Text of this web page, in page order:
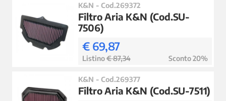
K&N - Cod.269372
Filtro Aria K&N (Cod.SU-
7506)
€ 69,87
Listino€ 87,34 Sconto 20%
K&N - Cod.269377
Filtro Aria K&N (Cod.SU-7511)